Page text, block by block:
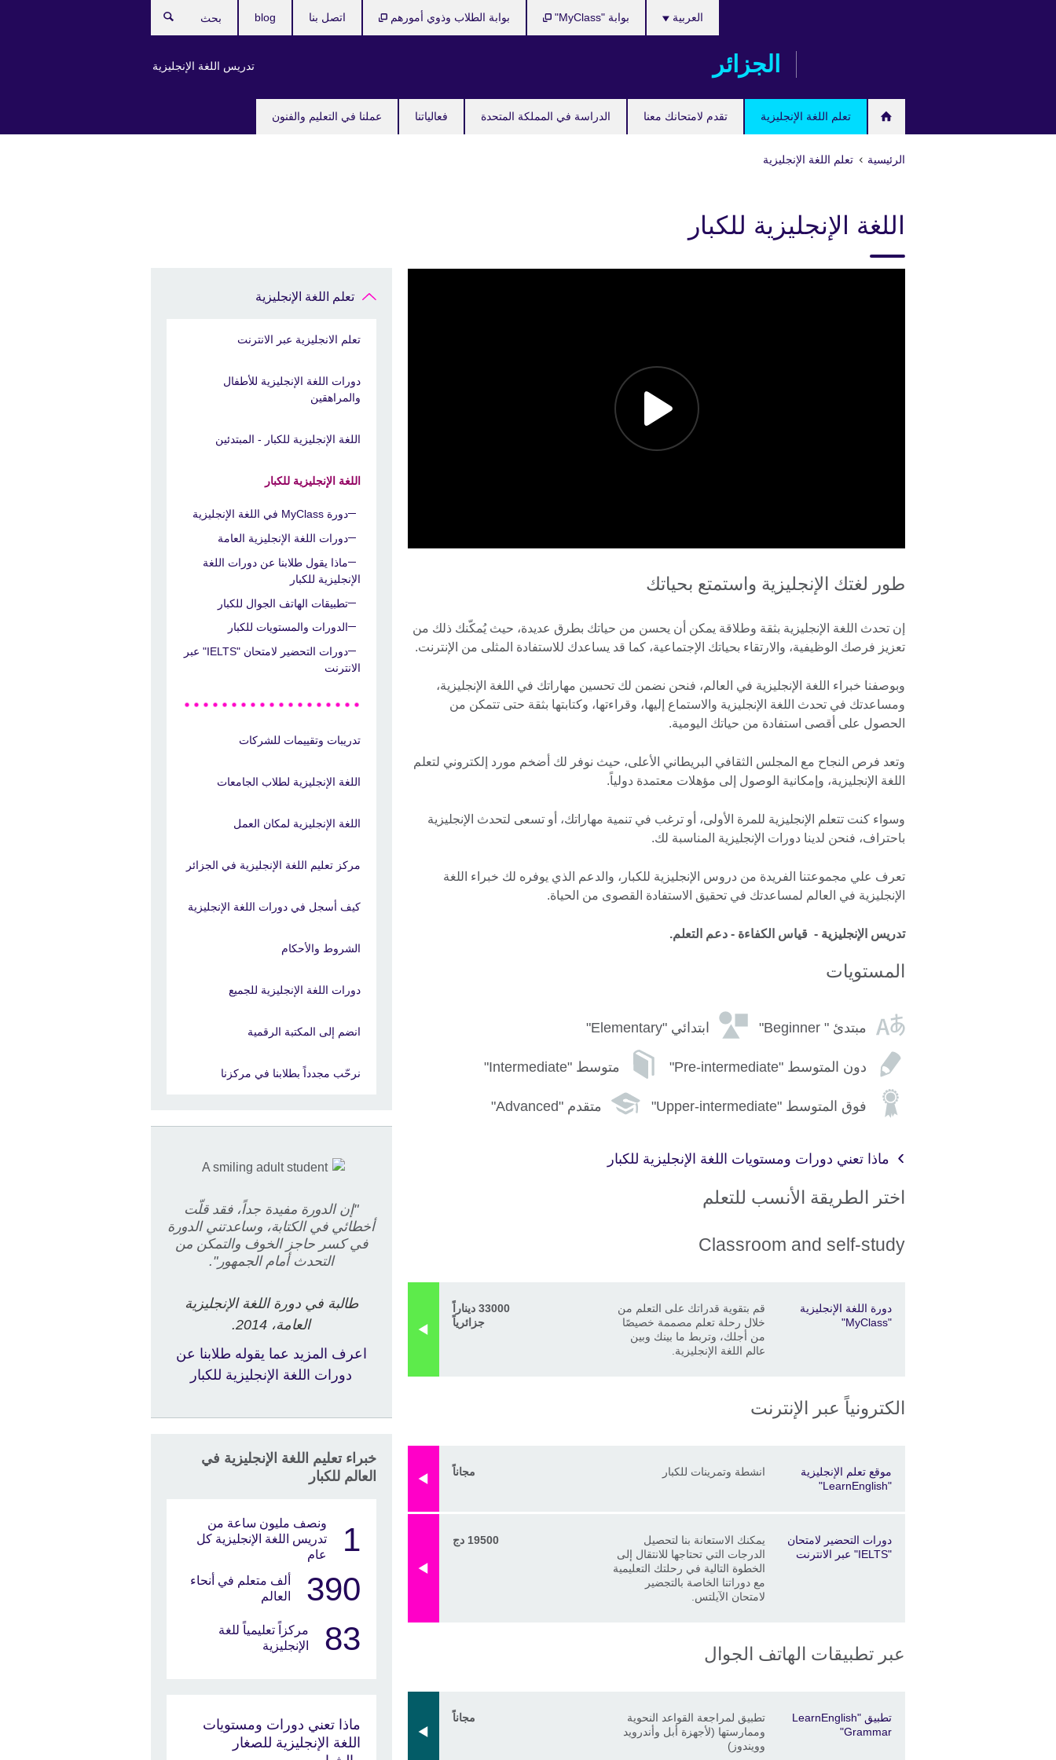
الجزائر
تعلم اللغة الإنجليزية تقدم لامتحانك معنا الدراسة في المملكة المتحدة فعالياتنا عملنا في التعليم والفنون
العربية
تدريس اللغة الإنجليزية
بوابة "MyClass" بوابة الطلاب وذوي أمورهم اتصل بنا blog
الرئيسية تعلم اللغة الإنجليزية
اللغة الإنجليزية للكبار
طور لغتك الإنجليزية واستمتع بحياتك
إن تحدث اللغة الإنجليزية بثقة وطلاقة يمكن أن يحسن من حياتك بطرق عديدة، حيث يُمكّنك ذلك من
تعزيز فرصك الوظيفية، والارتقاء بحياتك الإجتماعية، كما قد يساعدك للاستفادة المثلى من الإنترنت.
وبوصفنا خبراء اللغة الإنجليزية في العالم، فنحن نضمن لك تحسين مهاراتك في اللغة الإنجليزية،
ومساعدتك في تحدث اللغة الإنجليزية والاستماع إليها، وقراءتها، وكتابتها بثقة حتى تتمكن من
الحصول على أقصى استفادة من حياتك اليومية.
وتعد فرص النجاح مع المجلس الثقافي البريطاني الأعلى، حيث نوفر لك أضخم مورد إلكتروني لتعلم
اللغة الإنجليزية، وإمكانية الوصول إلى مؤهلات معتمدة دولياً.
وسواء كنت تتعلم الإنجليزية للمرة الأولى، أو ترغب في تنمية مهاراتك، أو تسعى لتحدث الإنجليزية
باحتراف، فنحن لدينا دورات الإنجليزية المناسبة لك.
تعرف علي مجموعتنا الفريدة من دروس الإنجليزية للكبار، والدعم الذي يوفره لك خبراء اللغة
الإنجليزية في العالم لمساعدتك في تحقيق الاستفادة القصوى من الحياة.
تدريس الإنجليزية - قياس الكفاءة - دعم التعلم.
المستويات
مبتدئ " Beginner" ابتدائي "Elementary"
دون المتوسط "Pre-intermediate" متوسط "Intermediate"
فوق المتوسط "Upper-intermediate" متقدم "Advanced"
ماذا تعني دورات ومستويات اللغة الإنجليزية للكبار
اختر الطريقة الأنسب للتعلم
Classroom and self-study
دورة اللغة الإنجليزية
"MyClass"
قم بتقوية قدراتك على التعلم من
خلال رحلة تعلم مصممة خصيصًا
من أجلك، وتربط ما بينك وبين
عالم اللغة الإنجليزية.
33000 ديناراً
جزائرياً
الكترونياً عبر الإنترنت
موقع تعلم الإنجليزية
"LearnEnglish"
انشطة وتمرينات للكبار مجاناً
دورات التحضير لامتحان
"IELTS" عبر الانترنت
يمكنك الاستعانة بنا لتحصيل
الدرجات التي تحتاجها للانتقال إلى
الخطوة التالية في رحلتك التعليمية
مع دوراتنا الخاصة بالتجضير
لامتحان الآيلتس.
19500 دج
عبر تطبيقات الهاتف الجوال
تطبيق "LearnEnglish
Grammar"
تطبيق لمراجعة القواعد النحوية
وممارستها (لأجهزة أبل وأندرويد
وويندوز)
مجاناً
تعلم اللغة الإنجليزية
تعلم الانجليزية عبر الانترنت
دورات اللغة الإنجليزية للأطفال
والمراهقين
اللغة الإنجليزية للكبار - المبتدئين
اللغة الإنجليزية للكبار
دورة MyClass في اللغة الإنجليزية
دورات اللغة الإنجليزية العامة
ماذا يقول طلابنا عن دورات اللغة
الإنجليزية للكبار
تطبيقات الهاتف الجوال للكبار
الدورات والمستويات للكبار
دورات التحضير لامتحان "IELTS" عبر
الانترنت
تدريبات وتقييمات للشركات
اللغة الإنجليزية لطلاب الجامعات
اللغة الإنجليزية لمكان العمل
مركز تعليم اللغة الإنجليزية في الجزائر
كيف أسجل في دورات اللغة الإنجليزية
الشروط والأحكام
دورات اللغة الإنجليزية للجميع
انضم إلى المكتبة الرقمية
نرحّب مجدداً بطلابنا في مركزنا
"إن الدورة مفيدة جداً، فقد قلّت
أخطائي في الكتابة، وساعدتني الدورة
في كسر حاجز الخوف والتمكن من
التحدث أمام الجمهور".
طالبة في دورة اللغة الإنجليزية
العامة، 2014.
اعرف المزيد عما يقوله طلابنا عن
دورات اللغة الإنجليزية للكبار
خبراء تعليم اللغة الإنجليزية في
العالم للكبار
1
ونصف مليون ساعة من
تدريس اللغة الإنجليزية كل
عام
390
ألف متعلم في أنحاء
العالم
83
مركزاً تعليمياً للغة
الإنجليزية
ماذا تعني دورات ومستويات
اللغة الإنجليزية للصغار